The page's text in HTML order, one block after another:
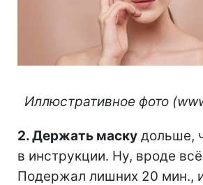
Иллюстративное фото
2. Держать маску дольше,
в инструкции. Ну, вроде
Подержал лишних 20 мин.,